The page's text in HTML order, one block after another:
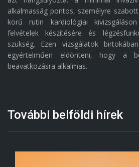
alkalmasság pontos, személyre
körű rutin kardiológiai
felvételek készítésére és
szükség. Ezen vizsgálatok
egyértelműen eldönteni, hogy a
beavatkozásra alkalmas.
További belföldi hírek